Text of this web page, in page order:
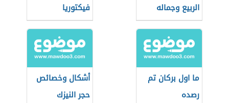
الربيع وجماله
فيكتوريا
ما اول بركان تم
رصده
أشكال وخصائص
حجر النيزك